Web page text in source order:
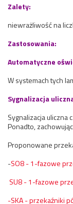
Zalety:
niewrażliwość na
Zastosowania:
Automatyczne
W systemach tych
Sygnalizacja
Sygnalizacja
Ponadto,
Proponowane
-SO8 - 1-fazowe
SU8 - 1-fazowe
-SKA - przekaźniki